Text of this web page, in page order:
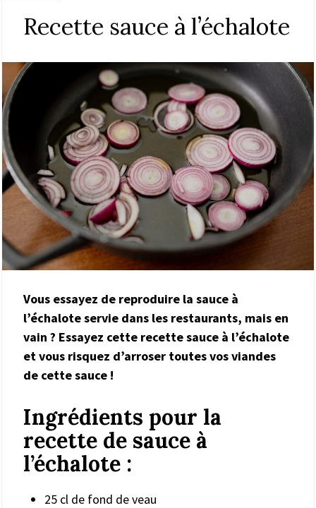
Recette sauce à l’échalote
Vous essayez de reproduire la sauce à
l’échalote servie dans les restaurants, mais en
vain ? Essayez cette recette sauce à l’échalote
et vous risquez d’arroser toutes vos viandes
de cette sauce !
Ingrédients pour la
recette de sauce à
l’échalote :
25 cl de fond de veau